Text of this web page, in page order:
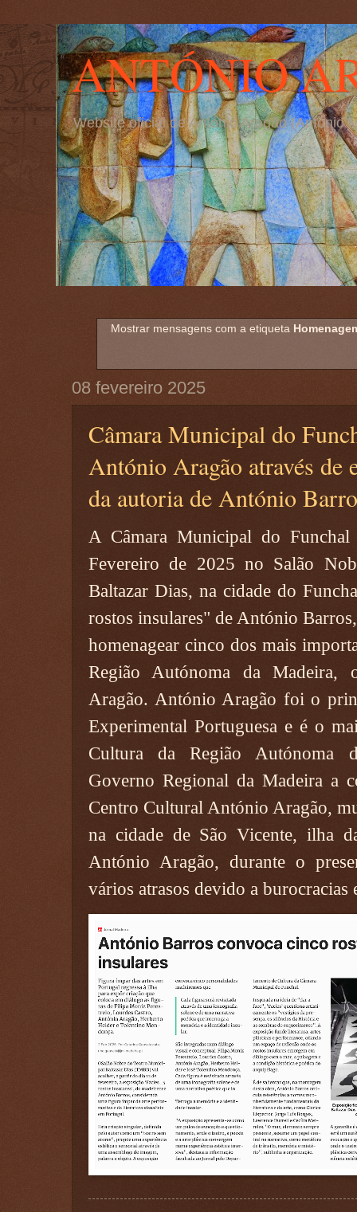
ANTÓNIO
Website oficial de António Aragão (António
Mostrar mensagens com a etiqueta
08 fevereiro 2025
Câmara Municipal do
António Aragão através de
da autoria de António
A Câmara Municipal do
Fevereiro de 2025 no Salão
Baltazar Dias, na cidade do
rostos insulares" de António
homenagear cinco dos mais
Região Autónoma da Madeira,
Aragão. António Aragão foi o
Experimental Portuguesa e é o
Cultura da Região Autónoma
Governo Regional da Madeira a
Centro Cultural António Aragão,
na cidade de São Vicente, ilha
António Aragão, durante o
vários atrasos devido a burocracias